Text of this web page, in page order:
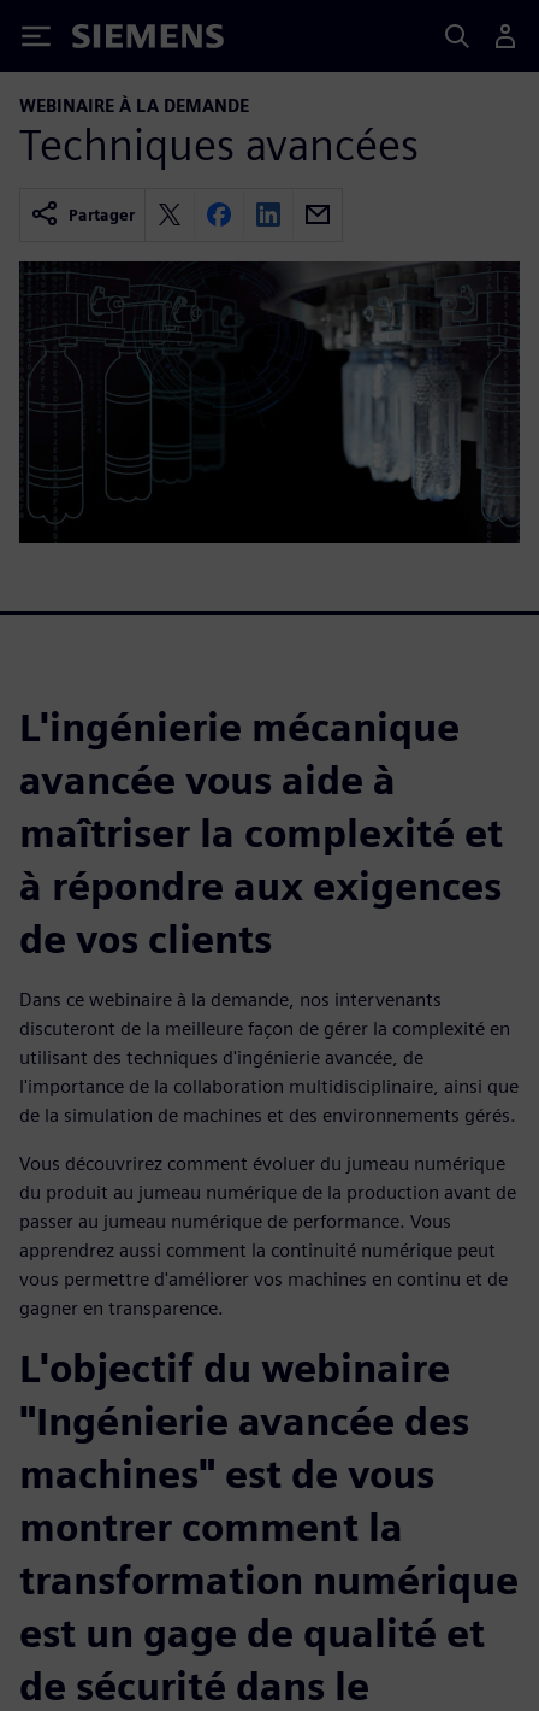
Siemens
WEBINAIRE À LA DEMANDE
Techniques avancées
Partager
L'ingénierie mécanique
avancée vous aide à
maîtriser la complexité et
à répondre aux exigences
de vos clients
Dans ce webinaire à la demande, nos intervenants
discuteront de la meilleure façon de gérer la complexité en
utilisant des techniques d'ingénierie avancée, de
l'importance de la collaboration multidisciplinaire, ainsi que
de la simulation de machines et des environnements gérés.
Vous découvrirez comment évoluer du jumeau numérique
du produit au jumeau numérique de la production avant de
passer au jumeau numérique de performance. Vous
apprendrez aussi comment la continuité numérique peut
vous permettre d'améliorer vos machines en continu et de
gagner en transparence.
L'objectif du webinaire
"Ingénierie avancée des
machines" est de vous
montrer comment la
transformation numérique
est un gage de qualité et
de sécurité dans le